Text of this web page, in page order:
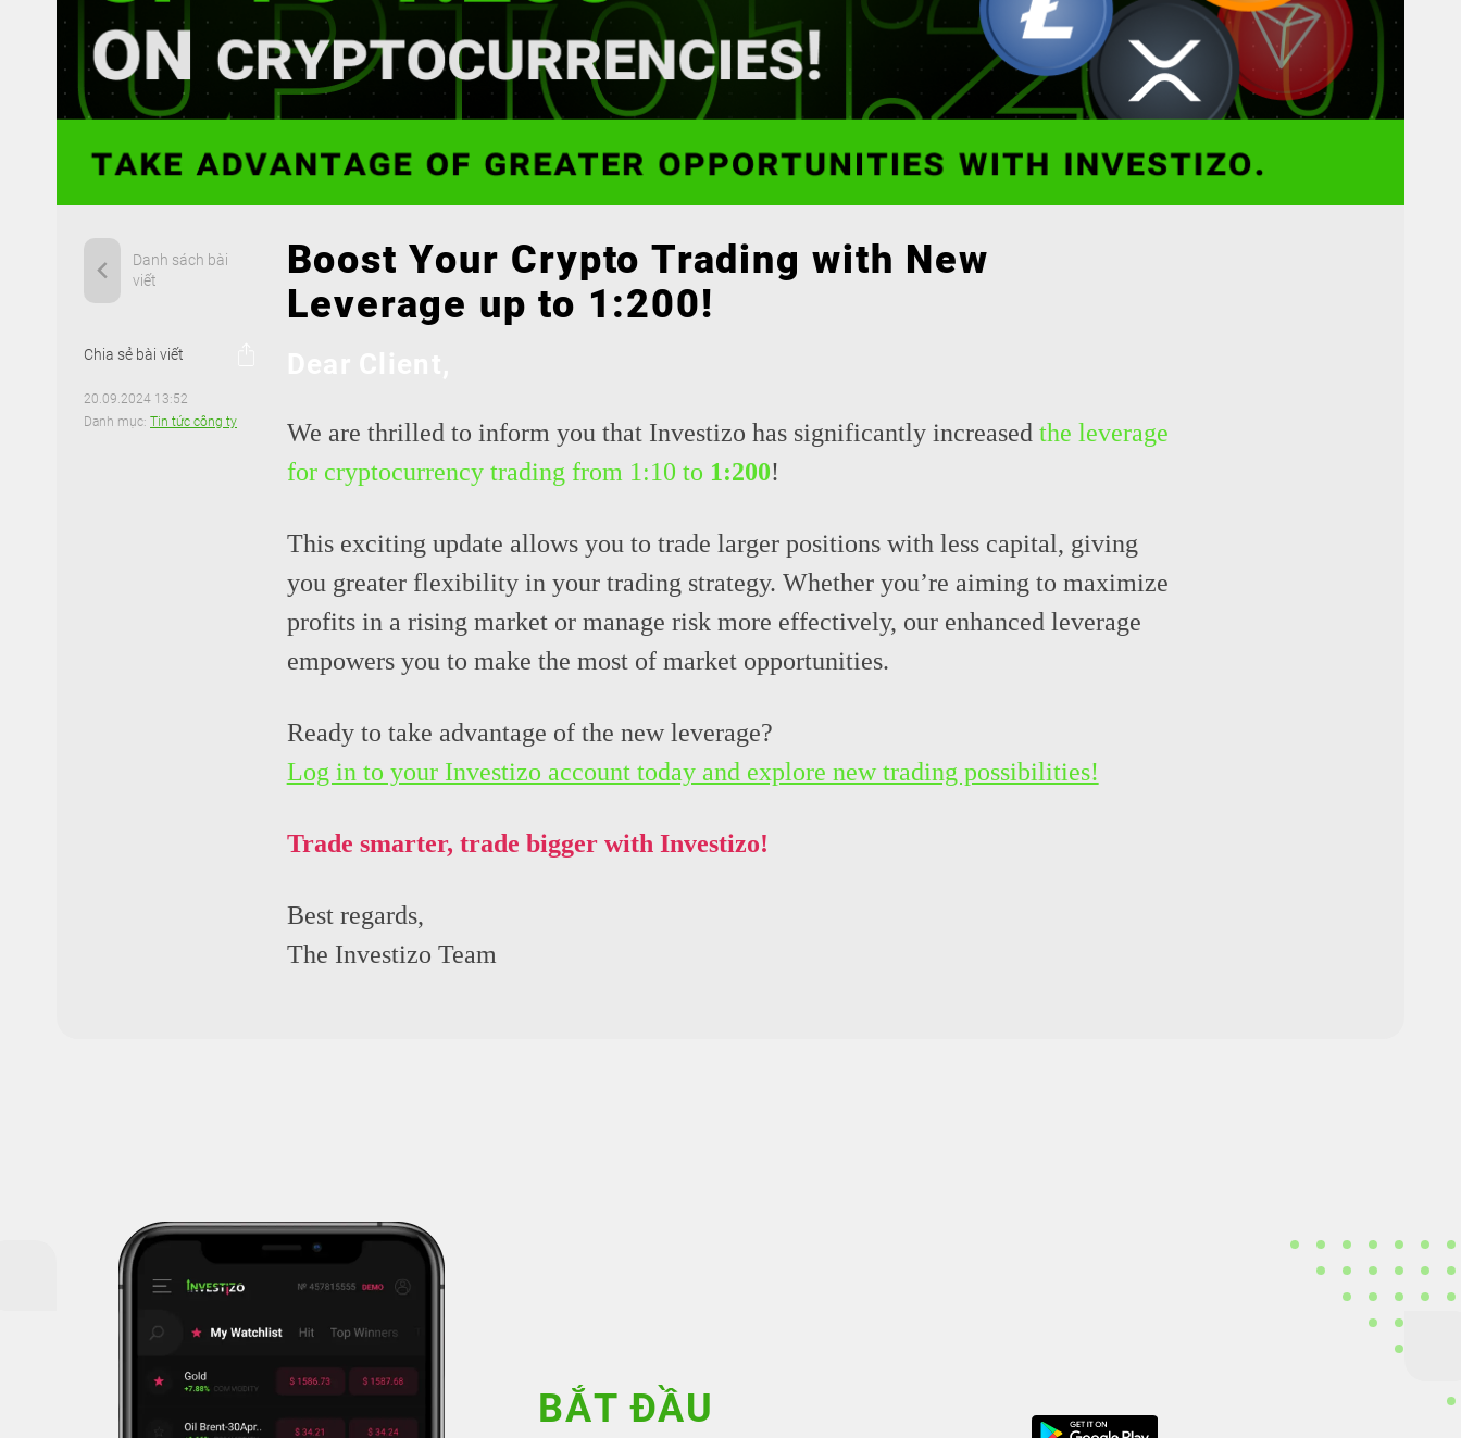
Danh sách bài
viết
Chia sẻ bài viết
20.09.2024 13:52
Danh mục: Tin tức công ty
Boost Your Crypto Trading with New
Leverage up to 1:200!
We are thrilled to inform you that Investizo has significantly increased the leverage
for cryptocurrency trading from 1:10 to 1:200!
This exciting update allows you to trade larger positions with less capital, giving
you greater flexibility in your trading strategy. Whether you’re aiming to maximize
profits in a rising market or manage risk more effectively, our enhanced leverage
empowers you to make the most of market opportunities.
Ready to take advantage of the new leverage?
Log in to your Investizo account today and explore new trading possibilities!
Trade smarter, trade bigger with Investizo!
Best regards,
The Investizo Team
BẮT ĐẦU